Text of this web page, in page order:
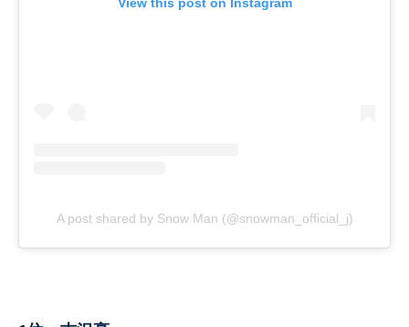
View this post on Instagram
A post shared by Snow Man (@snowman_official_j)